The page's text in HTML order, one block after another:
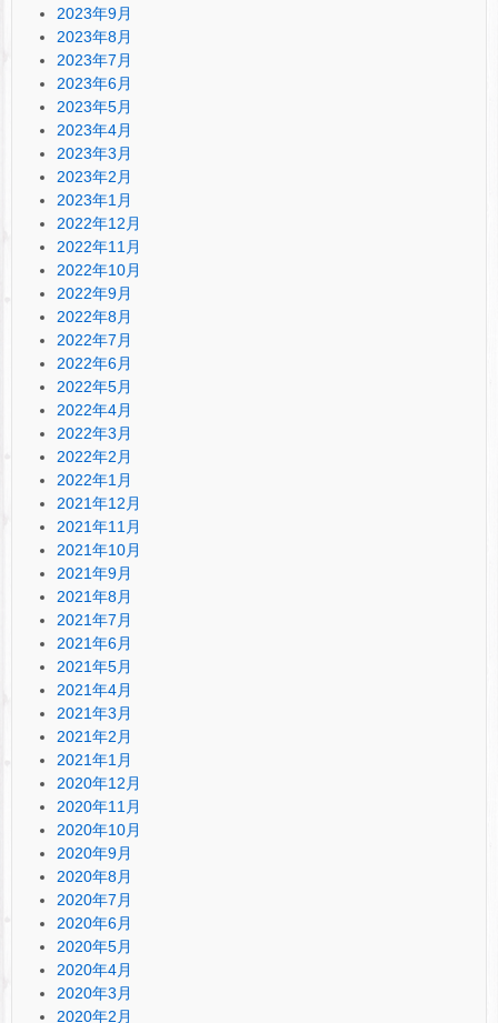
2023年9月
2023年8月
2023年7月
2023年6月
2023年5月
2023年4月
2023年3月
2023年2月
2023年1月
2022年12月
2022年11月
2022年10月
2022年9月
2022年8月
2022年7月
2022年6月
2022年5月
2022年4月
2022年3月
2022年2月
2022年1月
2021年12月
2021年11月
2021年10月
2021年9月
2021年8月
2021年7月
2021年6月
2021年5月
2021年4月
2021年3月
2021年2月
2021年1月
2020年12月
2020年11月
2020年10月
2020年9月
2020年8月
2020年7月
2020年6月
2020年5月
2020年4月
2020年3月
2020年2月